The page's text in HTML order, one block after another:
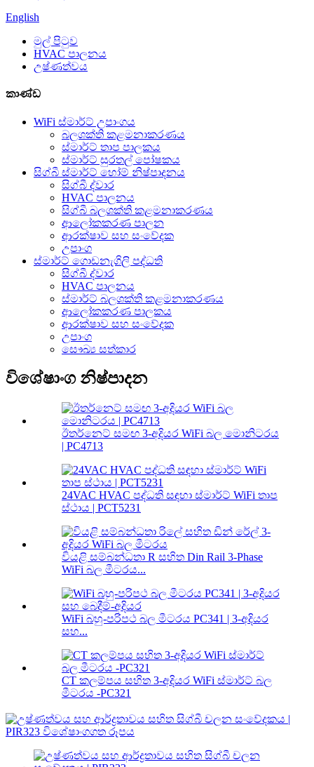
English
මුල් පිටුව
HVAC පාලනය
උෂ්ණත්වය
කාණ්ඩ
WiFi ස්මාර්ට් උපාංගය
බලශක්ති කළමනාකරණය
ස්මාර්ට් තාප පාලකය
ස්මාර්ට් සුරතල් පෝෂකය
සිග්බී ස්මාර්ට් හෝම් නිෂ්පාදනය
සිග්බී ද්වාර
HVAC පාලනය
සිග්බී බලශක්ති කළමනාකරණය
ආලෝකකරණ පාලන
ආරක්ෂාව සහ සංවේදක
උපාංග
ස්මාර්ට් ගොඩනැගිලි පද්ධති
සිග්බී ද්වාර
HVAC පාලනය
ස්මාර්ට් බලශක්ති කළමනාකරණය
ආලෝකකරණ පාලකය
ආරක්ෂාව සහ සංවේදක
උපාංග
සෞඛ්‍ය සත්කාර
විශේෂාංග නිෂ්පාදන
ඊතර්නෙට් සමඟ 3-අදියර WiFi බල මොනිටරය
| PC4713
24VAC HVAC පද්ධති සඳහා ස්මාර්ට් WiFi තාප
ස්ථාය | PCT5231
වියළි සම්බන්ධතා R සහිත Din Rail 3-Phase
WiFi බල මීටරය...
WiFi බහු-පරිපථ බල මීටරය PC341 | 3-අදියර
සහ...
CT කලම්පය සහිත 3-අදියර WiFi ස්මාර්ට් බල
මීටරය -PC321